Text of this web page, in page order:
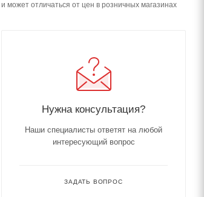
и может отличаться от цен в розничных магазинах
Нужна консультация?
Наши специалисты ответят на любой
интересующий вопрос
ЗАДАТЬ ВОПРОС